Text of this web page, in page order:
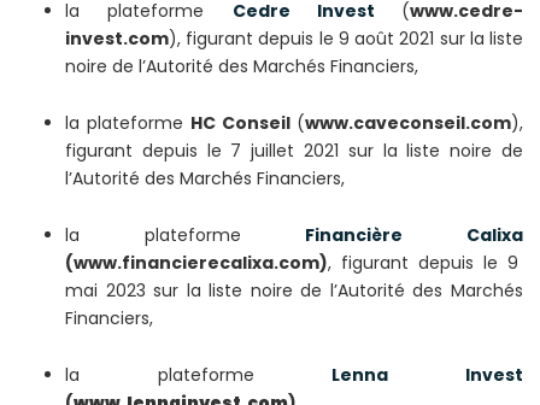
la plateforme Cedre Invest (www.cedre-
invest.com), figurant depuis le 9 août 2021 sur la liste
noire de l’Autorité des Marchés Financiers,
la plateforme HC Conseil (www.caveconseil.com),
figurant depuis le 7 juillet 2021 sur la liste noire de
l’Autorité des Marchés Financiers,
la plateforme Financière Calixa
(www.financierecalixa.com), figurant depuis le 9
mai 2023 sur la liste noire de l’Autorité des Marchés
Financiers,
la plateforme Lenna Invest